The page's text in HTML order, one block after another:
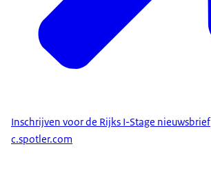
Inschrijven voor de Rijks I-Stage nieuwsbrief
c.spotler.com